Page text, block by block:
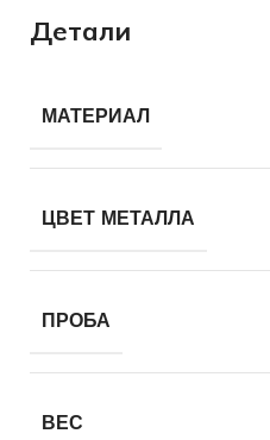
Детали
МАТЕРИАЛ
ЦВЕТ МЕТАЛЛА
ПРОБА
ВЕС